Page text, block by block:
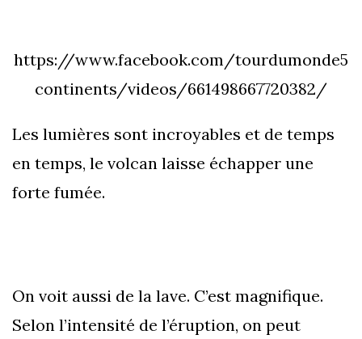
https://www.facebook.com/tourdumonde5
continents/videos/661498667720382/
Les lumières sont incroyables et de temps
en temps, le volcan laisse échapper une
forte fumée.
On voit aussi de la lave. C’est magnifique.
Selon l’intensité de l’éruption, on peut